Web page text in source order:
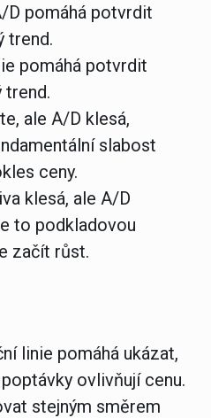
D pomáhá potvrdit
trend.
pomáhá potvrdit
trend.
ale A/D klesá,
slabost
ceny.
klesá, ale A/D
to podkladovou
začít růst.
linie pomáhá ukázat,
ovlivňují cenu.
stejným směrem